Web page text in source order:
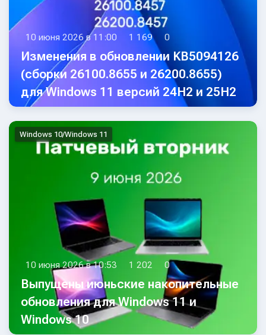
10 июня 2026 в 11:00 1 169 0
Изменения в обновлении KB5094126
(сборки 26100.8655 и 26200.8655)
для Windows 11 версий 24H2 и 25H2
Windows 10/Windows 11
10 июня 2026 в 10:53 1 202 0
Выпущены июньские накопительные
обновления для Windows 11 и
Windows 10